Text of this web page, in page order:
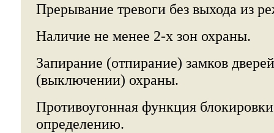
Прерывание тревоги без выхода из
Наличие не менее 2-х зон охраны.
Запирание (отпирание) замков
(выключении) охраны.
Противоугонная функция
определению.